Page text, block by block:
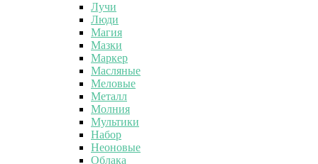
Лучи
Люди
Магия
Мазки
Маркер
Масляные
Меловые
Металл
Молния
Мультики
Набор
Неоновые
Облака